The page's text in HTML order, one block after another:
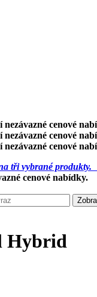
cenové
cenové
cenové
tři vybrané produkty.
cenové nabídky.
Hybrid